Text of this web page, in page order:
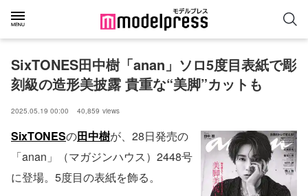
SixTONES田中樹「anan」ソロ5度目表紙で彫
刻級の造形美披露 貴重な“美脚”カットも
2025.05.19 00:00 40,859 views
SixTONESの田中樹が、28日発売の
「anan」（マガジンハウス）2448号
に登場。5度目の表紙を飾る。